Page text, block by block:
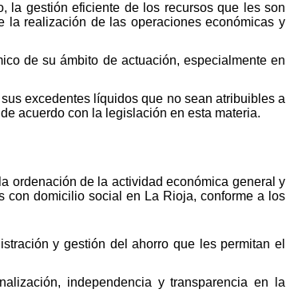
la gestión eficiente de los recursos que les son
la realización de las operaciones económicas y
de su ámbito de actuación, especialmente en
excedentes líquidos que no sean atribuibles a
acuerdo con la legislación en esta materia.
ordenación de la actividad económica general y
con domicilio social en La Rioja, conforme a los
y gestión del ahorro que les permitan el
independencia y transparencia en la